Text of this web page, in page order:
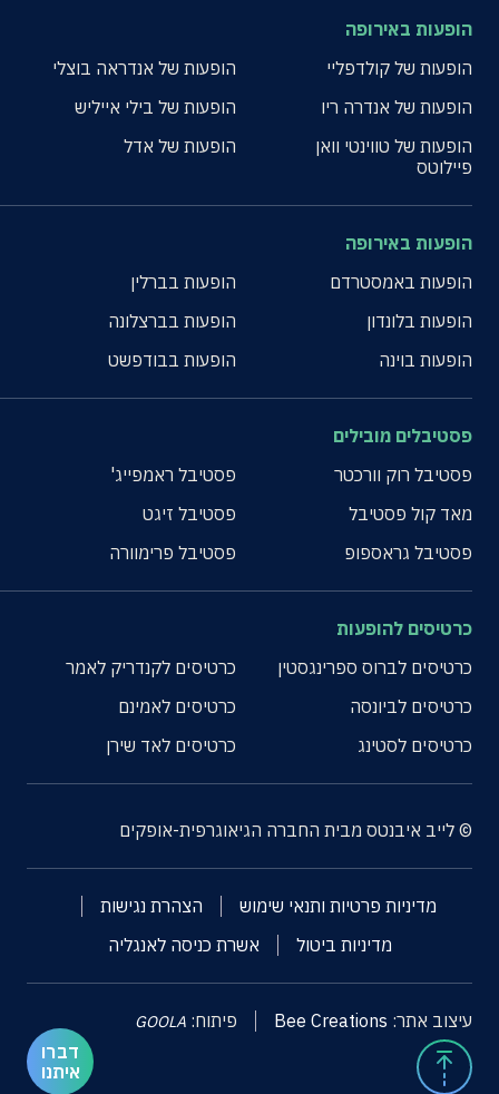
דברו
איתנו
הופעות באירופה
הופעות של קולדפליי
הופעות של אנדראה בוצלי
הופעות של אנדרה ריו
הופעות של בילי אייליש
הופעות של טווינטי וואן
פיילוטס
הופעות של אדל
הופעות באירופה
הופעות באמסטרדם
הופעות בברלין
הופעות בלונדון
הופעות בברצלונה
הופעות בוינה
הופעות בבודפשט
פסטיבלים מובילים
פסטיבל רוק וורכטר
פסטיבל ראמפייג'
מאד קול פסטיבל
פסטיבל זיגט
פסטיבל גראספופ
פסטיבל פרימוורה
כרטיסים להופעות
כרטיסים לברוס ספרינגסטין
כרטיסים לקנדריק לאמר
כרטיסים לביונסה
כרטיסים לאמינם
כרטיסים לסטינג
כרטיסים לאד שירן
© לייב איבנטס מבית החברה הגיאוגרפית-אופקים
מדיניות פרטיות ותנאי שימוש
הצהרת נגישות
מדיניות ביטול
אשרת כניסה לאנגליה
עיצוב אתר: Bee Creations פיתוח: GOOLA